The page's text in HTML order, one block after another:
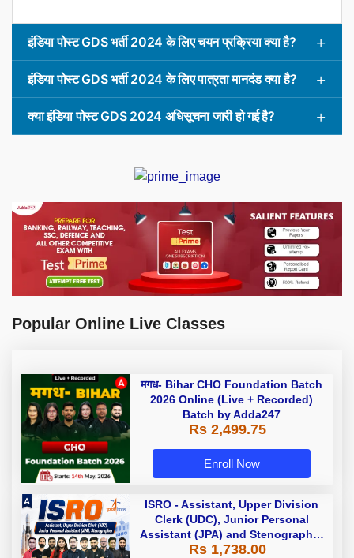
इंडिया पोस्ट GDS भर्ती 2024 के लिए चयन प्रक्रिया क्या है?
इंडिया पोस्ट GDS भर्ती 2024 के लिए पात्रता मानदंड क्या है?
क्या इंडिया पोस्ट GDS 2024 अधिसूचना जारी हो गई है?
Popular Online Live Classes
मगध- Bihar CHO Foundation Batch
2026 Online (Live + Recorded)
Batch by Adda247
Rs 2,499.75
Enroll Now
ISRO - Assistant, Upper Division
Clerk (UDC), Junior Personal
Assistant (JPA) and Stenographer
- Target Batch | Hinglish | Online
Rs 1,738.00